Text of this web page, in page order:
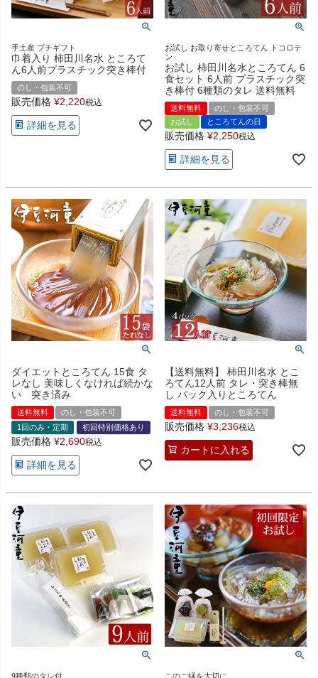
手土産 プチギフト
巾着入り 柿田川名水 ところて
ん6人前プラスチック突き棒付
のし・包装不可
販売価格 ¥2,220税込
詳細を見る
お試し お取り寄せところてん トコロテ
ン
お試し 柿田川名水ところてん 6
食セット 6人前 プラスチック突
き棒付 6種類のタレ 送料無料
送料無料
のし・包装不可
お試し
ところてんの日
販売価格 ¥2,250税込
詳細を見る
ダイエットところてん 15食 タ
レなし 美味しくなければ続かな
い 突き済み
送料無料
のし・包装不可
1回のみ・定期
初回特別価格あり
販売価格 ¥2,690税込
詳細を見る
【送料無料】 柿田川名水 とこ
ろてん12人前 タレ・突き棒無
し パック入りところてん
送料無料 のし・包装不可
販売価格 ¥3,236税込
カートに入れる
9種類のタレ付 このご縁を大切に